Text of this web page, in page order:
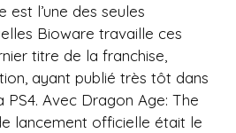
est l’une des seules
Bioware travaille ces
titre de la franchise,
ayant publié très tôt dans
Avec Dragon Age: The
lancement officielle était le